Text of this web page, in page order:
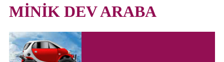
MİNİK DEV ARABA